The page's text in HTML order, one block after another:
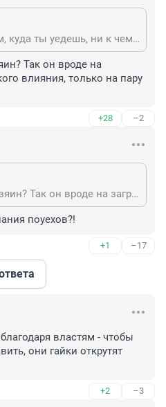
А ты думаешь, что там, куда ты уедешь, ни к чему не готовятся? Там тебя вообще сразу разденут и без предупреждений.
Так он вроде на
влияния, только на пару
+28 –2
кто разденет? Ваш хозяин? Так он вроде на заграницу не имеет такого влияния, только на пару стран!
поуехов?!
+1 –17
властям - чтобы
они гайки открутят
+2 –3